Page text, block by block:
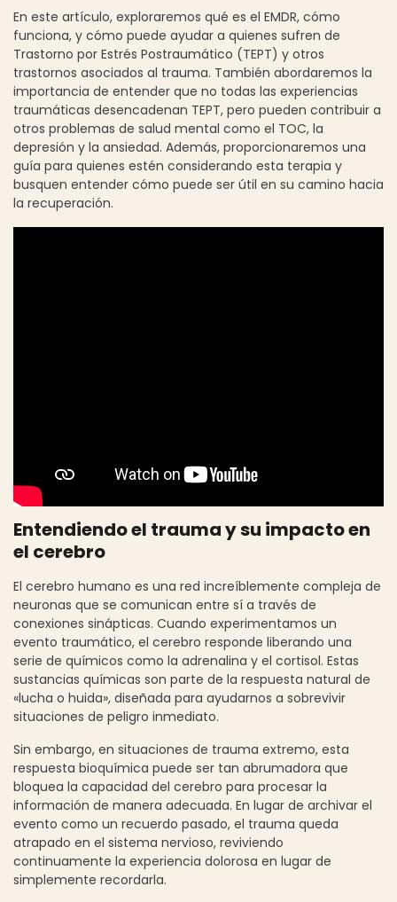
En este artículo, exploraremos qué es el EMDR, cómo
funciona, y cómo puede ayudar a quienes sufren de
Trastorno por Estrés Postraumático (TEPT) y otros
trastornos asociados al trauma. También abordaremos la
importancia de entender que no todas las experiencias
traumáticas desencadenan TEPT, pero pueden contribuir a
otros problemas de salud mental como el TOC, la
depresión y la ansiedad. Además, proporcionaremos una
guía para quienes estén considerando esta terapia y
busquen entender cómo puede ser útil en su camino hacia
la recuperación.
Entendiendo el trauma y su impacto en
el cerebro
El cerebro humano es una red increíblemente compleja de
neuronas que se comunican entre sí a través de
conexiones sinápticas. Cuando experimentamos un
evento traumático, el cerebro responde liberando una
serie de químicos como la adrenalina y el cortisol. Estas
sustancias químicas son parte de la respuesta natural de
«lucha o huida», diseñada para ayudarnos a sobrevivir
situaciones de peligro inmediato.
Sin embargo, en situaciones de trauma extremo, esta
respuesta bioquímica puede ser tan abrumadora que
bloquea la capacidad del cerebro para procesar la
información de manera adecuada. En lugar de archivar el
evento como un recuerdo pasado, el trauma queda
atrapado en el sistema nervioso, reviviendo
continuamente la experiencia dolorosa en lugar de
simplemente recordarla.